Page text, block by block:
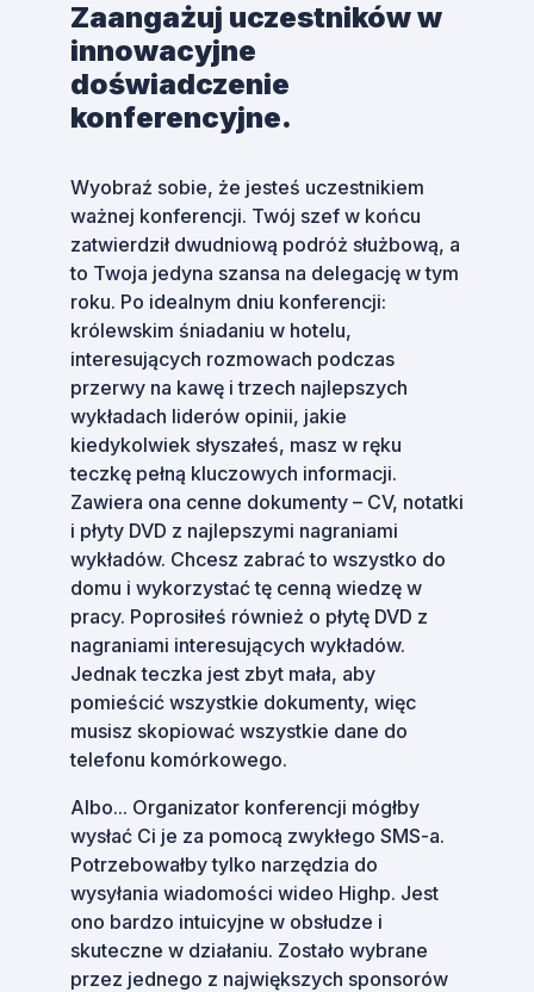
Zaangażuj uczestników w
innowacyjne
doświadczenie
konferencyjne.
Wyobraź sobie, że jesteś uczestnikiem
ważnej konferencji. Twój szef w końcu
zatwierdził dwudniową podróż służbową, a
to Twoja jedyna szansa na delegację w tym
roku. Po idealnym dniu konferencji:
królewskim śniadaniu w hotelu,
interesujących rozmowach podczas
przerwy na kawę i trzech najlepszych
wykładach liderów opinii, jakie
kiedykolwiek słyszałeś, masz w ręku
teczkę pełną kluczowych informacji.
Zawiera ona cenne dokumenty – CV, notatki
i płyty DVD z najlepszymi nagraniami
wykładów. Chcesz zabrać to wszystko do
domu i wykorzystać tę cenną wiedzę w
pracy. Poprosiłeś również o płytę DVD z
nagraniami interesujących wykładów.
Jednak teczka jest zbyt mała, aby
pomieścić wszystkie dokumenty, więc
musisz skopiować wszystkie dane do
telefonu komórkowego.
Albo... Organizator konferencji mógłby
wysłać Ci je za pomocą zwykłego SMS-a.
Potrzebowałby tylko narzędzia do
wysyłania wiadomości wideo Highp. Jest
ono bardzo intuicyjne w obsłudze i
skuteczne w działaniu. Zostało wybrane
przez jednego z największych sponsorów